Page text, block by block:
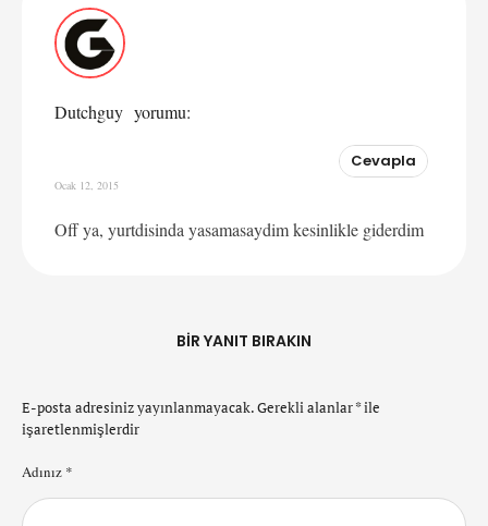
Dutchguy yorumu:
Cevapla
Ocak 12, 2015
Off ya, yurtdisinda yasamasaydim kesinlikle giderdim
BIR YANIT BIRAKIN
E-posta adresiniz yayınlanmayacak.Gerekli alanlar*ile
işaretlenmişlerdir
Adınız *